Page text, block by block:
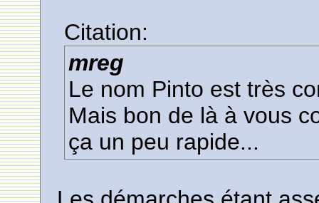
Citation:
mreg
Le nom Pinto est très
Mais bon de là à vous
ça un peu rapide...